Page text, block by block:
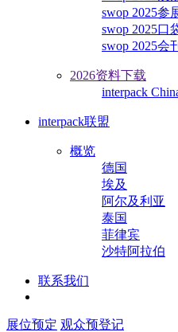
swop 2025参
swop 2025口
swop 2025会
2026资料下载
interpack
interpack联盟
概览
德国
埃及
阿尔及利亚
泰国
菲律宾
沙特阿拉伯
联系我们
展位预定 观众预登记